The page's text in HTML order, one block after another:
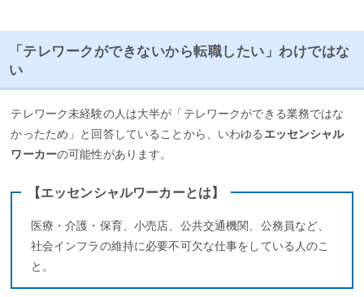
「テレワークができないから転職したい」わけではな
い
テレワーク未経験の人は大半が「テレワークができる業務ではな
かったため」と回答していることから、いわゆる エッセンシャル
ワーカーの可能性があります。
【エッセンシャルワーカーとは】
医療・介護・保育、小売店、公共交通機関、公務員など、
社会インフラの維持に必要不可欠な仕事をしている人のこ
と。